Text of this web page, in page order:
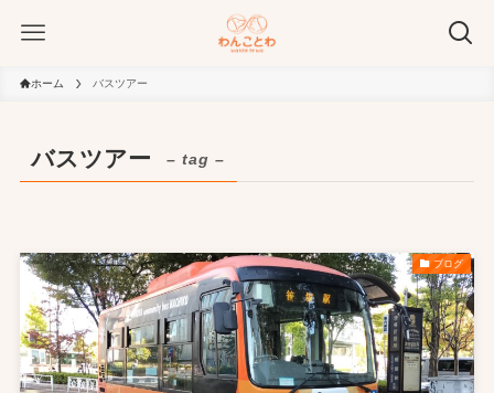
ホーム バスツアー
バスツアー – tag –
ブログ